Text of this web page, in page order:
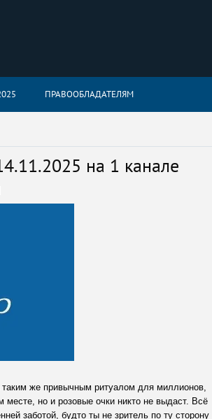
ПРАВООБЛАДАТЕЛЯМ
на 1 канале
же привычным ритуалом для миллионов,
месте, но и розовые очки никто не выдаст. Всё
заботой, будто ты не зритель по ту сторону